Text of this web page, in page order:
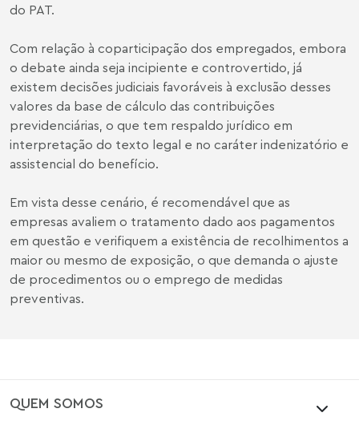
do PAT.
Com relação à coparticipação dos empregados, embora
o debate ainda seja incipiente e controvertido, já
existem decisões judiciais favoráveis à exclusão desses
valores da base de cálculo das contribuições
previdenciárias, o que tem respaldo jurídico em
interpretação do texto legal e no caráter indenizatório e
assistencial do benefício.
Em vista desse cenário, é recomendável que as
empresas avaliem o tratamento dado aos pagamentos
em questão e verifiquem a existência de recolhimentos a
maior ou mesmo de exposição, o que demanda o ajuste
de procedimentos ou o emprego de medidas
preventivas.
QUEM SOMOS